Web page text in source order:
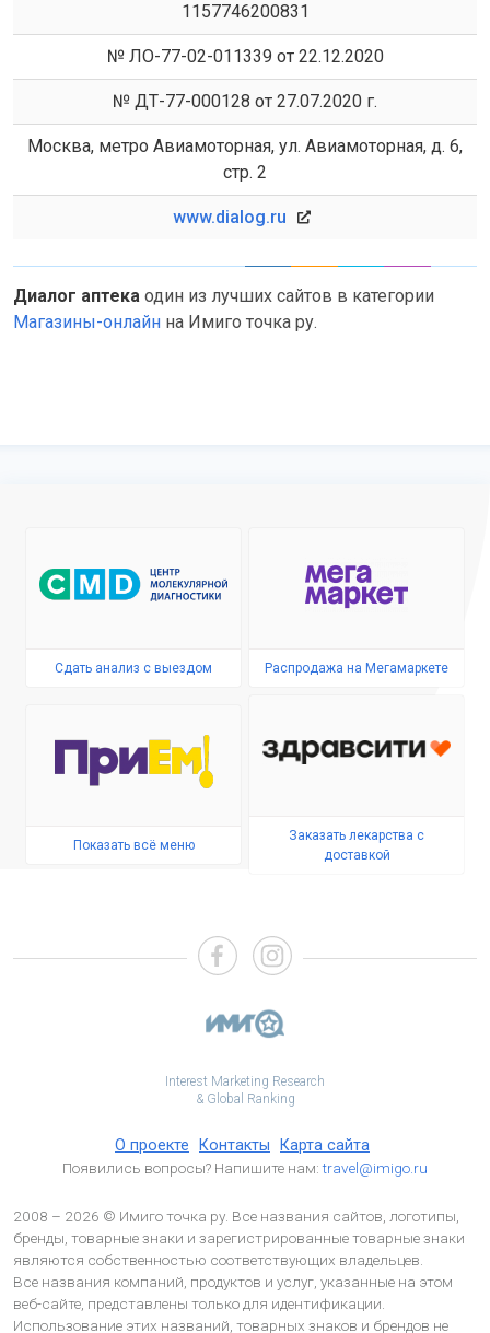
1157746200831
№ ЛО-77-02-011339 от 22.12.2020
№ ДТ-77-000128 от 27.07.2020 г.
Москва, метро Авиамоторная, ул. Авиамоторная, д. 6,
стр. 2
www.dialog.ru
Диалог аптека один из лучших сайтов в категории
Магазины-онлайн на Имиго точка ру.
Сдать анализ с выездом Распродажа на Мегамаркете
Показать всё меню
Заказать лекарства с
доставкой
Interest Marketing Research
& Global Ranking
О проекте Контакты Карта сайта
Появились вопросы? Напишите нам:travel@imigo.ru
2008 – 2026 © Имиго точка ру. Все названия сайтов, логотипы,
бренды, товарные знаки и зарегистрированные товарные знаки
являются собственностью соответствующих владельцев.
Все названия компаний, продуктов и услуг, указанные на этом
веб-сайте, представлены только для идентификации.
Использование этих названий, товарных знаков и брендов не